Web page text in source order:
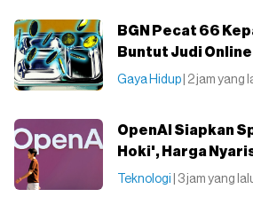
BGN Pecat 66
Buntut Judi
Gaya Hidup | 2 jam yang
OpenAI Siapkan
Hoki', Harga
Teknologi | 3 jam yang